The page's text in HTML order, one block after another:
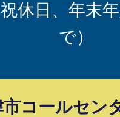
祝休日、年末
で）
市コールセン